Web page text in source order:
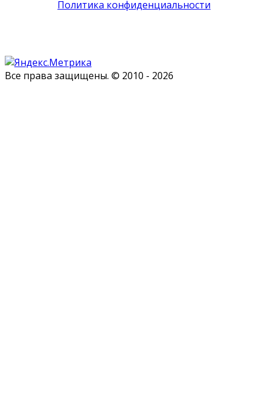
Политика конфиденциальности
Все права защищены. © 2010 - 2026